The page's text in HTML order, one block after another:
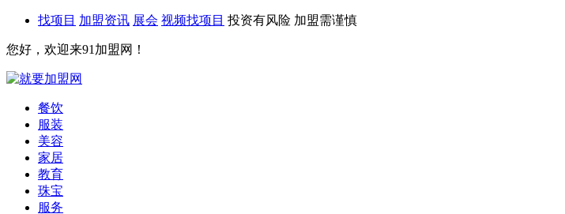
找项目 加盟资讯 展会 视频找项目 投资有风险 加盟需谨慎
您好，欢迎来91加盟网！
餐饮
服装
美容
家居
教育
珠宝
服务